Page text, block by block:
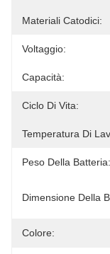
Materiali Catodici:
Voltaggio:
Capacità:
Ciclo Di Vita:
Temperatura Di
Peso Della Batteria:
Dimensione Della
Colore: